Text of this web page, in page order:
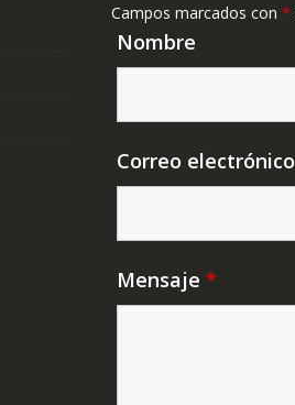
Campos marcados con *
Nombre
Correo electrónico
Mensaje *